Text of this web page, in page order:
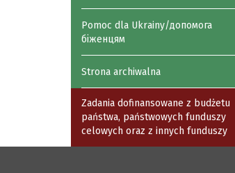
Pomoc dla Ukrainy/допомога
біженцям
Strona archiwalna
Zadania dofinansowane z budżetu
państwa, państwowych funduszy
celowych oraz z innych funduszy